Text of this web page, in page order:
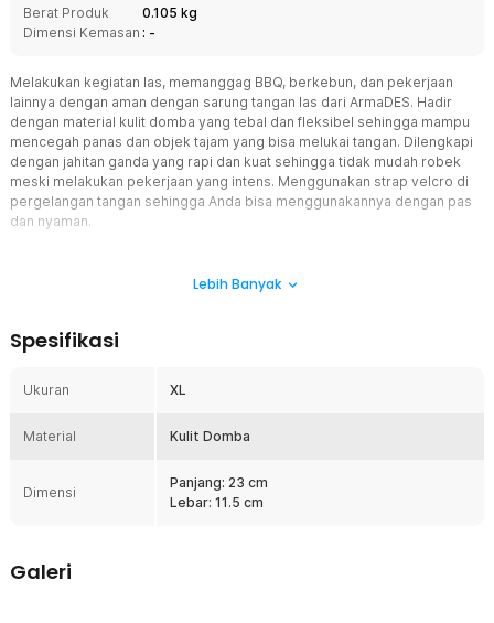
Berat Produk
0.105 kg
Dimensi Kemasan : -
Melakukan kegiatan las, memanggag BBQ, berkebun, dan pekerjaan
lainnya dengan aman dengan sarung tangan las dari ArmaDES. Hadir
dengan material kulit domba yang tebal dan fleksibel sehingga mampu
mencegah panas dan objek tajam yang bisa melukai tangan. Dilengkapi
dengan jahitan ganda yang rapi dan kuat sehingga tidak mudah robek
meski melakukan pekerjaan yang intens. Menggunakan strap velcro di
pergelangan tangan sehingga Anda bisa menggunakannya dengan pas
dan nyaman.
domba) pilihan yang secara alami lembut, breathable, dan tahan
tidak mudah lelah saat digunakan berjam-jam, sekaligus
Jahitan di jari sering menjadi titik lemah yang menyebabkan iritasi
dan lecet, terutama saat digunakan dalam pekerjaan presisi. Sarung
menyentuh kulit sehingga meminimalkan gesekan
Lebih Banyak
Spesifikasi
Ukuran XL
Material Kulit Domba
Dimensi
Panjang: 23 cm
Lebar: 11.5 cm
Galeri